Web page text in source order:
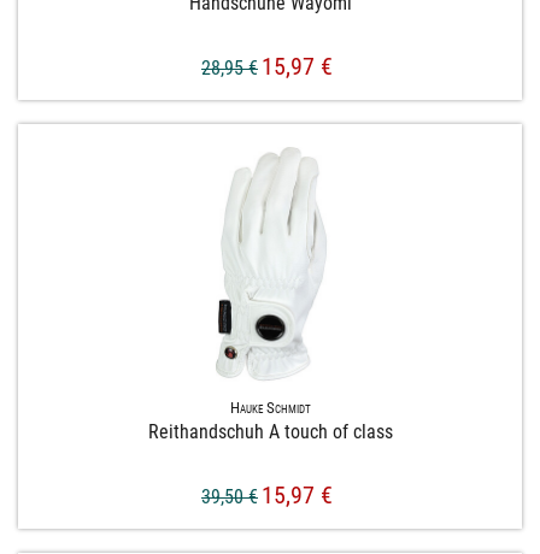
28,95 € 15,97 €
Hauke Schmidt
Reithandschuh A touch of class
39,50 € 15,97 €